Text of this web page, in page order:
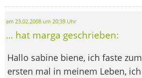
am 23.02.2008 um 20:39 Uhr
... hat marga geschrieben:
Hallo sabine biene, ich faste zum
ersten mal in meinem Leben, ich